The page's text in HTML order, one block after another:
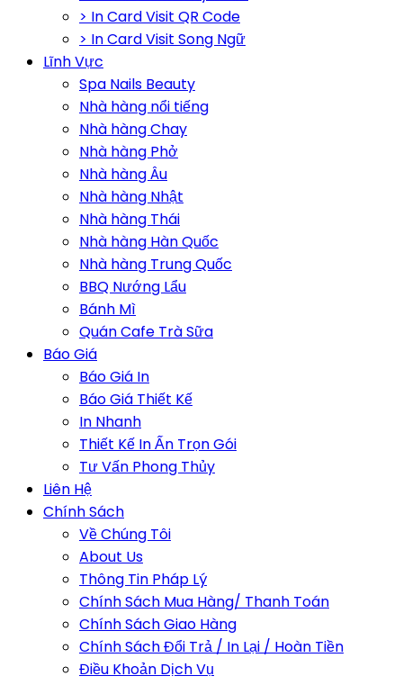
> In Card Visit QR Code
> In Card Visit Song Ngữ
Lĩnh Vực
Spa Nails Beauty
Nhà hàng nổi tiếng
Nhà hàng Chay
Nhà hàng Phở
Nhà hàng Âu
Nhà hàng Nhật
Nhà hàng Thái
Nhà hàng Hàn Quốc
Nhà hàng Trung Quốc
BBQ Nướng Lẩu
Bánh Mì
Quán Cafe Trà Sữa
Báo Giá
Báo Giá In
Báo Giá Thiết Kế
In Nhanh
Thiết Kế In Ấn Trọn Gói
Tư Vấn Phong Thủy
Liên Hệ
Chính Sách
Về Chúng Tôi
About Us
Thông Tin Pháp Lý
Chính Sách Mua Hàng/ Thanh Toán
Chính Sách Giao Hàng
Chính Sách Đổi Trả / In Lại / Hoàn Tiền
Điều Khoản Dịch Vụ